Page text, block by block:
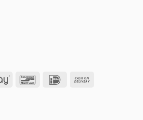
AfterPay Bancontact
IDeal